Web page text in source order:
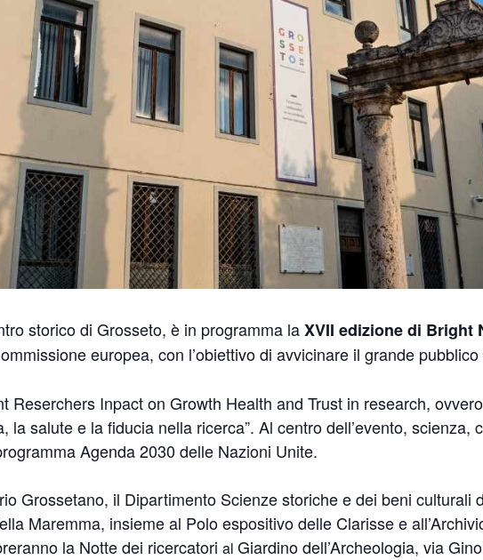
storico di Grosseto, è in programma laXVII edizione di Bright
europea, con l’obiettivo di avvicinare il grande
Reserchers Inpact on Growth Health and Trust in research,
la salute e la fiducia nella ricerca”. Al centro dell’evento, scienza,
Agenda 2030 delle Nazioni Unite.
Grossetano, il Dipartimento Scienze storiche e dei beni culturali
Maremma, insieme al Polo espositivo delle Clarisse e
la Notte dei ricercatori al Giardino dell’Archeologia, via